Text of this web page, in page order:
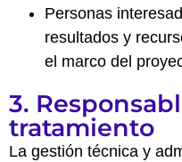
Personas
resultados y
el marco del
3.
tratamiento
La gestión técnica y